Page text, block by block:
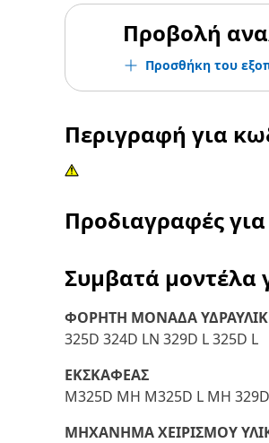
Προβολή
Προσθήκη του
Περιγραφή για
Προδιαγραφές
Συμβατά μοντέλα
ΦΟΡΗΤΗ ΜΟΝΑΔΑ
325D 324D LN 329D L 325D L
ΕΚΣΚΑΦΕΑΣ
M325D MH M325D L MH
ΜΗΧΑΝΗΜΑ ΧΕΙΡΙΣΜΟΥ